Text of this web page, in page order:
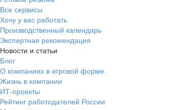
Все сервисы
Хочу у вас работать
Производственный календарь
Экспертная рекомендация
Новости и статьи
Блог
О компаниях в игровой форме
Жизнь в компании
ИТ-проекты
Рейтинг работодателей России